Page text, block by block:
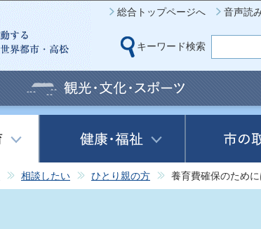
このページの本文へ移動
総合トップページへ 音声読
キーワード検索
相談したい ひとり親の方 養育費確保のために